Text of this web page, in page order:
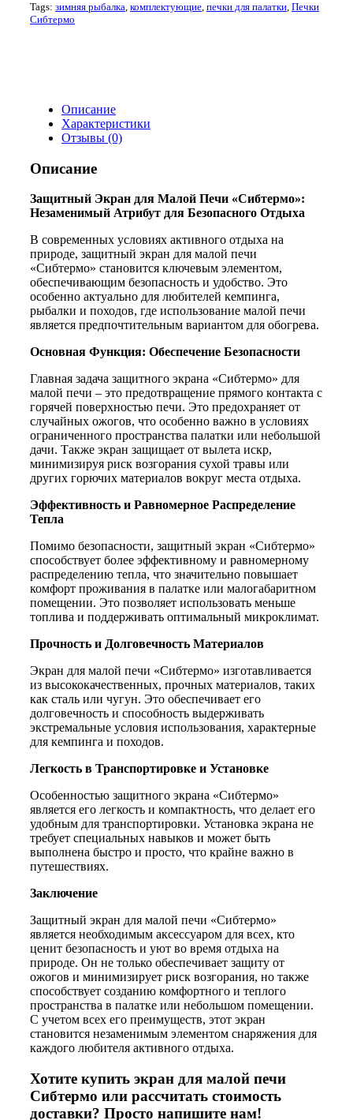
печи
Сибтермо
Tags: зимняя рыбалка, комплектующие, печки для палатки, Печки
Сибтермо
Описание
Характеристики
Отзывы (0)
Описание
Защитный Экран для Малой Печи «Сибтермо»:
Незаменимый Атрибут для Безопасного Отдыха
В современных условиях активного отдыха на
природе, защитный экран для малой печи
«Сибтермо» становится ключевым элементом,
обеспечивающим безопасность и удобство. Это
особенно актуально для любителей кемпинга,
рыбалки и походов, где использование малой печи
является предпочтительным вариантом для обогрева.
Основная Функция: Обеспечение Безопасности
Главная задача защитного экрана «Сибтермо» для
малой печи – это предотвращение прямого контакта с
горячей поверхностью печи. Это предохраняет от
случайных ожогов, что особенно важно в условиях
ограниченного пространства палатки или небольшой
дачи. Также экран защищает от вылета искр,
минимизируя риск возгорания сухой травы или
других горючих материалов вокруг места отдыха.
Эффективность и Равномерное Распределение
Тепла
Помимо безопасности, защитный экран «Сибтермо»
способствует более эффективному и равномерному
распределению тепла, что значительно повышает
комфорт проживания в палатке или малогабаритном
помещении. Это позволяет использовать меньше
топлива и поддерживать оптимальный микроклимат.
Прочность и Долговечность Материалов
Экран для малой печи «Сибтермо» изготавливается
из высококачественных, прочных материалов, таких
как сталь или чугун. Это обеспечивает его
долговечность и способность выдерживать
экстремальные условия использования, характерные
для кемпинга и походов.
Легкость в Транспортировке и Установке
Особенностью защитного экрана «Сибтермо»
является его легкость и компактность, что делает его
удобным для транспортировки. Установка экрана не
требует специальных навыков и может быть
выполнена быстро и просто, что крайне важно в
путешествиях.
Заключение
Защитный экран для малой печи «Сибтермо»
является необходимым аксессуаром для всех, кто
ценит безопасность и уют во время отдыха на
природе. Он не только обеспечивает защиту от
ожогов и минимизирует риск возгорания, но также
способствует созданию комфортного и теплого
пространства в палатке или небольшом помещении.
С учетом всех его преимуществ, этот экран
становится незаменимым элементом снаряжения для
каждого любителя активного отдыха.
Хотите купить экран для малой печи
Сибтермо или рассчитать стоимость
доставки? Просто напишите нам!